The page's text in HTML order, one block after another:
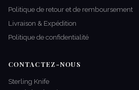
Politique de retour et de remboursement
Livraison & Expédition
Politique de confidentialité
CONTACTEZ-NOUS
Sterling Knife